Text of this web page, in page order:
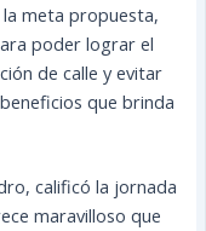
meta propuesta,
poder lograr el
de calle y evitar
que brinda
calificó la jornada
maravilloso que